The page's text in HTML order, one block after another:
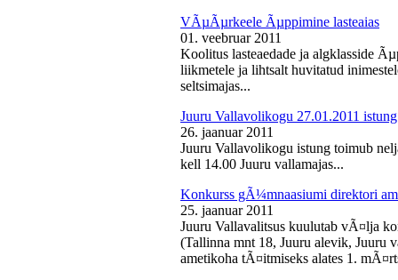
VÃµÃµrkeele Ãµppimine lasteaias
01. veebruar 2011
Koolitus lasteaedade ja algklasside
liikmetele ja lihtsalt huvitatud
seltsimajas...
Juuru Vallavolikogu 27.01.2011 istung
26. jaanuar 2011
Juuru Vallavolikogu istung toimub
kell 14.00 Juuru vallamajas...
Konkurss gÃ¼mnaasiumi direktori
25. jaanuar 2011
Juuru Vallavalitsus kuulutab vÃ¤lja
(Tallinna mnt 18, Juuru alevik, Juuru
ametikoha tÃ¤itmiseks alates 1.